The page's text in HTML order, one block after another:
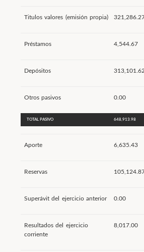
Titulos valores (emisión propia)
Préstamos 4,544.67
Depósitos 313,101.62
Otros pasivos 0.00
TOTAL PASIVO 648,913.98
Aporte 6,635.43
Reservas
Superávit del ejercicio anterior 0.00
Resultados del ejercicio
corriente
8,017.00